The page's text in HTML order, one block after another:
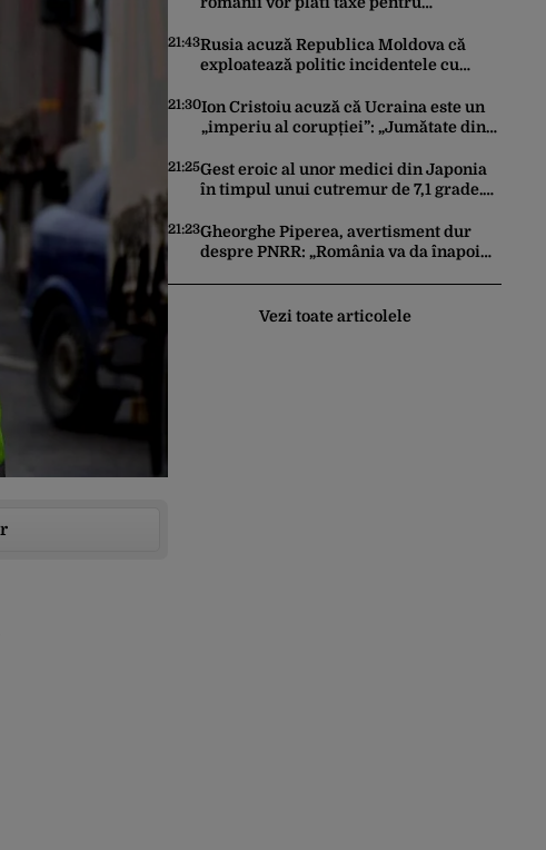
certificate de CO2
21:43Rusia acuză Republica Moldova că
exploatează politic incidentele cu
criticate de Moscova
21:30Ion Cristoiu acuză că Ucraina este un
„imperiu al corupției”: „Jumătate din
21:25Gest eroic al unor medici din Japonia
în timpul unui cutremur de 7,1 grade.
operație cu propriile corpuri
21:23Gheorghe Piperea, avertisment dur
despre PNRR: „România va da înapoi
cărbune”Vezi toate articolele